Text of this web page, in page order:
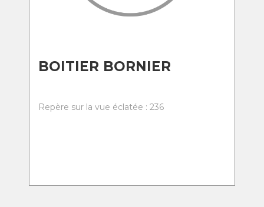
BOITIER BORNIER
Repère sur la vue éclatée : 236